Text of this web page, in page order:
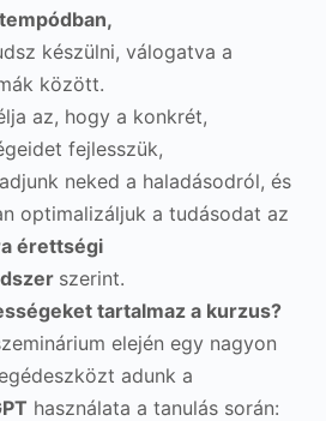
készülni, válogatva a
között.
az, hogy a konkrét,
fejlesszük,
neked a haladásodról, és
optimalizáljuk a tudásodat az
érettségi
szerint.
tartalmaz a kurzus?
elején egy nagyon
adunk a
használata a tanulás során: